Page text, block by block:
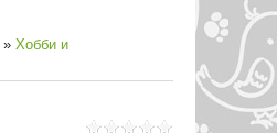
» Хобби и